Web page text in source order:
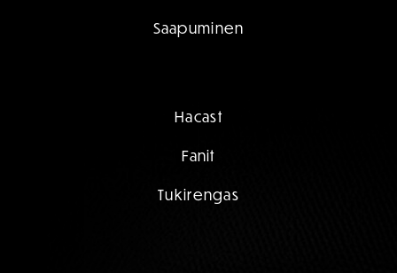
Saapuminen
Hacast
Fanit
Tukirengas